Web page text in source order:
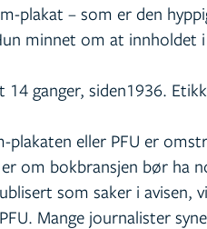
plakat – som er den
minnet om at innholdet
ganger, siden1936.
plakaten eller PFU er
om bokbransjen bør ha
som saker i avisen,
Mange journalister